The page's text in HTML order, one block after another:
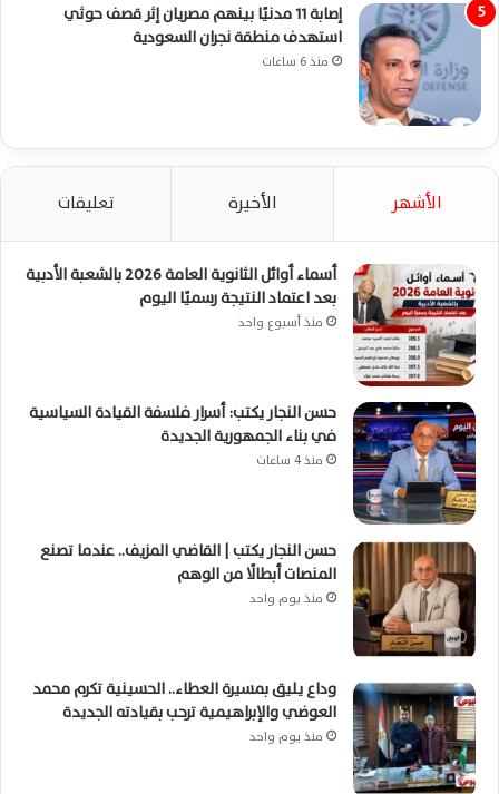
إصابة 11 مدنيًا بينهم مصريان إثر قصف حوثي
استهدف منطقة نجران السعودية
منذ 6 ساعات
الأشهر الأخيرة تعليقات
أسماء أوائل الثانوية العامة 2026 بالشعبة الأدبية
بعد اعتماد النتيجة رسميًا اليوم
منذ أسبوع واحد
حسن النجار يكتب: أسرار فلسفة القيادة السياسية
في بناء الجمهورية الجديدة
منذ 4 ساعات
حسن النجار يكتب | القاضي المزيف.. عندما تصنع
المنصات أبطالًا من الوهم
منذ يوم واحد
وداع يليق بمسيرة العطاء.. الحسينية تكرم محمد
العوضي والإبراهيمية ترحب بقيادته الجديدة
منذ يوم واحد